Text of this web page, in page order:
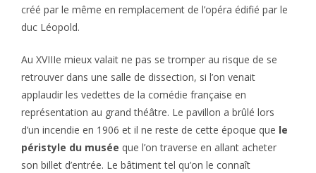
créé par le même en remplacement de l’opéra édifié par le
duc Léopold.
Au XVIIIe mieux valait ne pas se tromper au risque de se
retrouver dans une salle de dissection, si l’on venait
applaudir les vedettes de la comédie française en
représentation au grand théâtre. Le pavillon a brûlé lors
d’un incendie en 1906 et il ne reste de cette époque que le
péristyle du musée que l’on traverse en allant acheter
son billet d’entrée. Le bâtiment tel qu’on le connaît